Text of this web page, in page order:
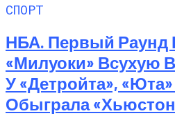
СПОРТ
НБА. Первый
«Милуоки» Всухую
У «Детройта»,
Обыграла